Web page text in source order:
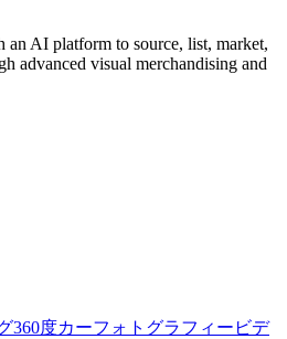
an AI platform to source, list, market,
advanced visual merchandising and
360度カーフォトグラフィー ビデ